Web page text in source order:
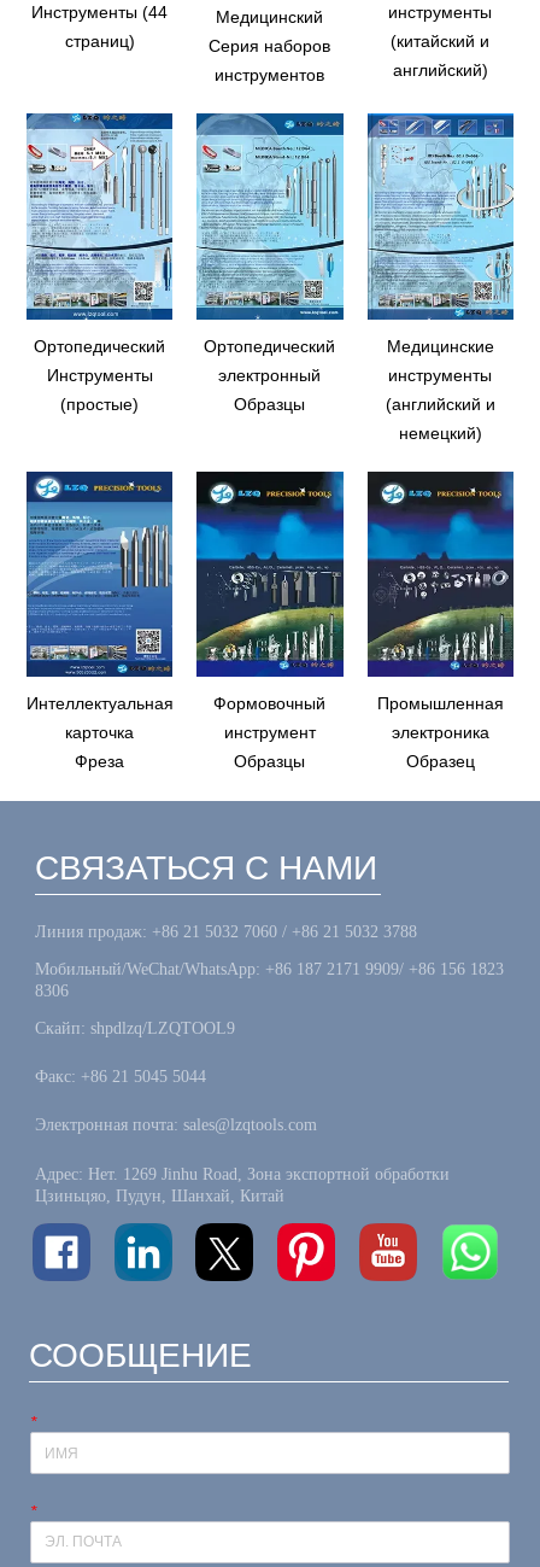
Инструменты (44
страниц)
Медицинский
Серия наборов
инструментов
инструменты
(китайский и
английский)
Ортопедический
Инструменты
(простые)
Ортопедический
электронный
Образцы
Медицинские
инструменты
(английский и
немецкий)
Интеллектуальная
карточка
Фреза
Формовочный
инструмент
Образцы
Промышленная
электроника
Образец
СВЯЗАТЬСЯ С НАМИ
Линия продаж: +86 21 5032 7060 / +86 21 5032 3788
Мобильный/WeChat/WhatsApp: +86 187 2171 9909/ +86 156 1823
8306
Скайп: shpdlzq/LZQTOOL9
Факс: +86 21 5045 5044
Электронная почта: sales@lzqtools.com
Адрес: Нет. 1269 Jinhu Road, Зона экспортной обработки
Цзиньцяо, Пудун, Шанхай, Китай
СООБЩЕНИЕ
*
*